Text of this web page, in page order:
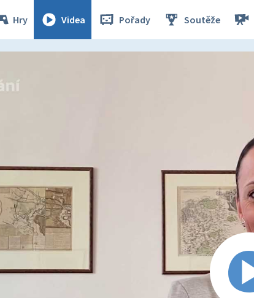
Hry Videa Pořady Soutěže